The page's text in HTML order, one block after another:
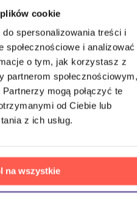
cookie
spersonalizowania treści i
i analizować
o tym, jak korzystasz z
partnerom społecznościowym,
mogą połączyć te
od Ciebie lub
z ich usług.
na wszystkie